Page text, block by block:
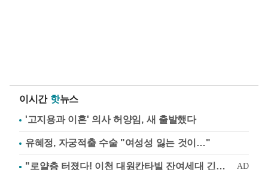
이시간 핫뉴스
'고지용과 이혼' 의사 허양임, 새 출발했다
유혜정, 자궁적출 수술 "여성성 잃는 것이…"